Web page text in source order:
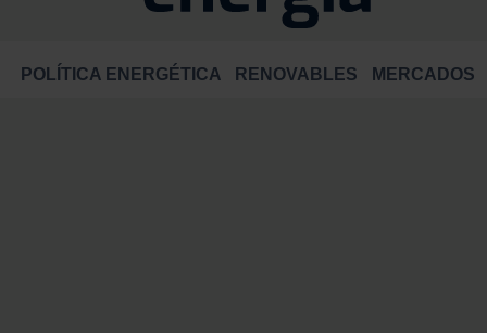
POLÍTICA ENERGÉTICA RENOVABLES MERCADOS